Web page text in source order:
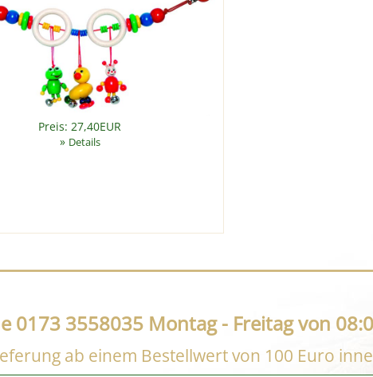
Preis: 27,40EUR
» Details
3558035 Montag - Freitag von
ab einem Bestellwert von 100 Euro